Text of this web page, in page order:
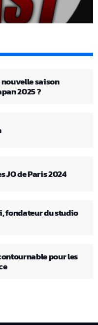
nouvelle saison
2025 ?
JO de Paris 2024
fondateur du studio
pour les